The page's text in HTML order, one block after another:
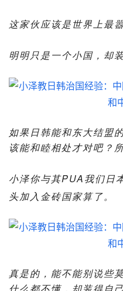
这家伙应该是世界上最
明明只是一个小国，却
如果日韩能和东大结盟
该能和睦相处才对吧？
小泽你与其PUA我们日
头加入金砖国家算了。
真是的，能不能别说些